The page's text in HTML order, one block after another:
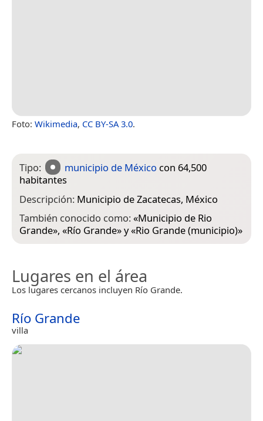
Foto: Wikimedia, CC BY-SA 3.0.
Tipo: municipio de México con 64,500
habitantes
Descripción: Municipio de Zacatecas, México
También conocido como:«Municipio de Rio
Grande», «Río Grande» y «Rio Grande (municipio)»
Lugares en el área
Los lugares cercanos incluyen Río Grande.
Río Grande
villa